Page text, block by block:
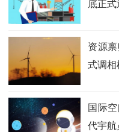
底正
资源
式调相
国际
代宇航